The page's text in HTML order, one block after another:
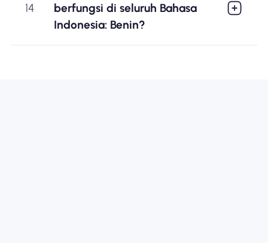
14
berfungsi di seluruh Bahasa
Indonesia: Benin?